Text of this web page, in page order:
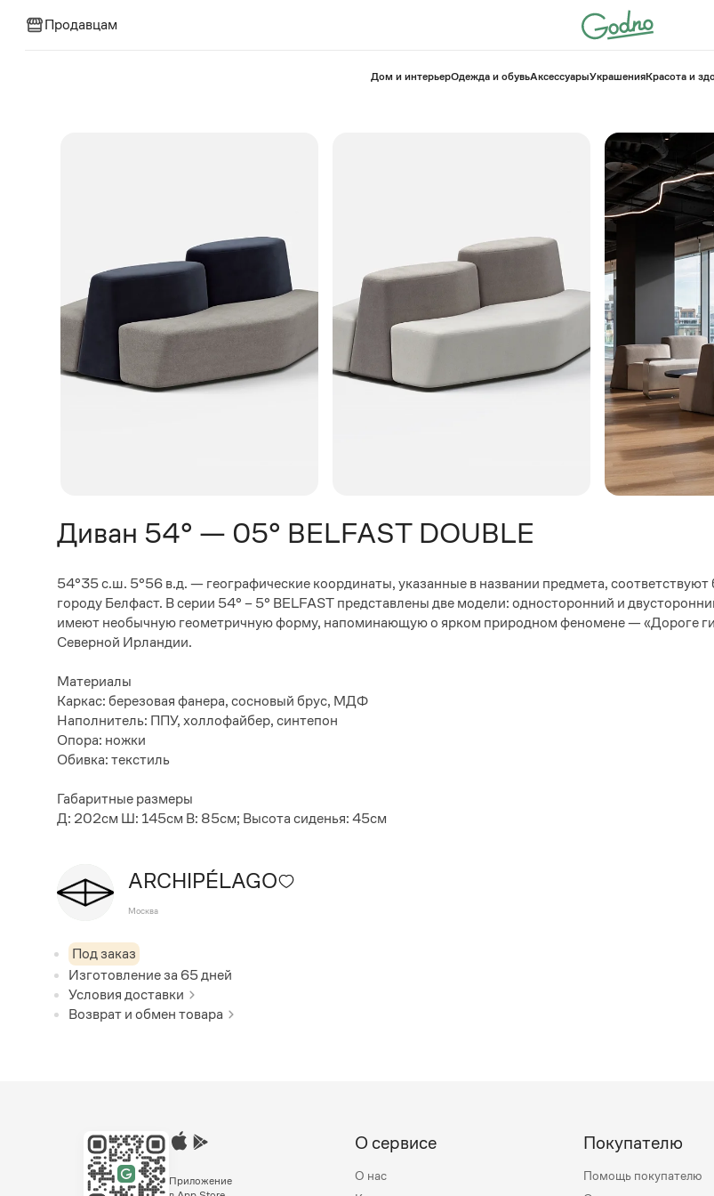
Продавцам
⁠Дом и интерьерОдежда и обувьАксессуарыУкрашенияКрасота и
Диван 54° — 05° BELFAST DOUBLE
54°35 с.ш. 5°56 в.д. — географические координаты, указанные в названии предмета, соответствуют
городу Белфаст. В серии 54° – 5° BELFAST представлены две модели: односторонний и
имеют необычную геометричную форму, напоминающую о ярком природном феномене — «Дороге
Северной Ирландии.
Материалы
Каркас: березовая фанера, сосновый брус, МДФ
Наполнитель: ППУ, холлофайбер, синтепон
Опора: ножки
Обивка: текстиль
Габаритные размеры
Д: 202см Ш: 145см В: 85см; Высота сиденья: 45см
ARCHIPÉLAGO
Москва
Под заказ
Изготовление за 65дней
Условия доставки
Возврат и обмен товара
Приложение
О сервисе
О нас
Покупателю
Помощь покупателю